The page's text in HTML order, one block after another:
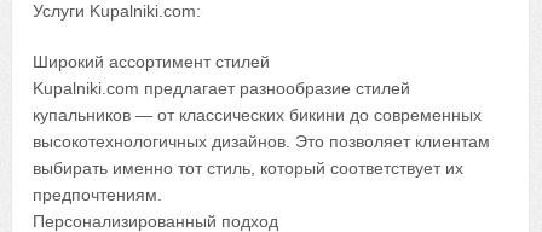
Услуги Kupalniki.com:
Широкий ассортимент стилей
Kupalniki.com предлагает разнообразие стилей
купальников — от классических бикини до современных
высокотехнологичных дизайнов. Это позволяет клиентам
выбирать именно тот стиль, который соответствует их
предпочтениям.
Персонализированный подход